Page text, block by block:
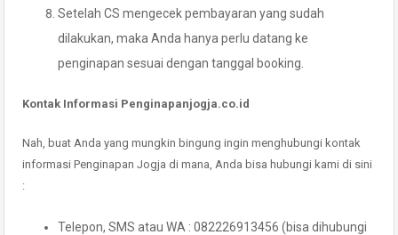
Setelah CS mengecek pembayaran yang sudah
dilakukan, maka Anda hanya perlu datang ke
penginapan sesuai dengan tanggal booking.
Kontak Informasi Penginapanjogja.co.id
Nah, buat Anda yang mungkin bingung ingin menghubungi kontak
informasi Penginapan Jogja di mana, Anda bisa hubungi kami di sini
:
Telepon, SMS atau WA : 082226913456 (bisa dihubungi